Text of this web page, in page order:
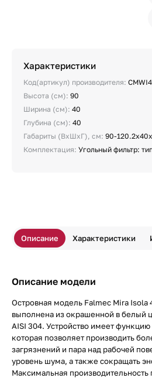
Характеристики
Код(артикул) производителя:
Высота (см): 90
Ширина (см): 40
Глубина (см): 40
Габариты (ВхШхГ), см: 90-
Комплектация: Угольный фильтр:
Описание Характеристики
Описание модели
Островная модель Falmec Mira Isola
выполнена из окрашенной в белый
AISI 304. Устройство имеет
которая позволяет производить
загрязнений и пара над рабочей
уровень шума, а также сокращать
Максимальная производительность